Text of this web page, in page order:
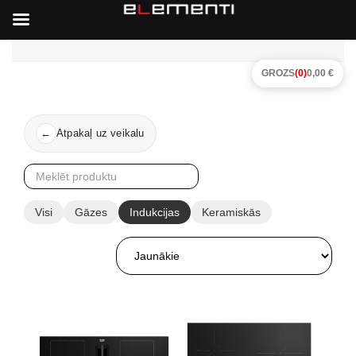
← Atpakaļ uz veikalu
Visi Gāzes Indukcijas Keramiskās
GROZS(0)0,00 €